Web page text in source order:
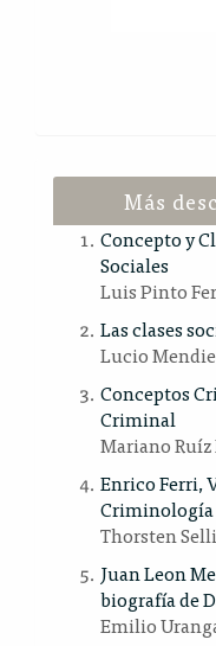
Más
Concepto y
Sociales
Luis Pinto
Las clases
Lucio
Conceptos
Criminal
Mariano Ruíz
Enrico Ferri,
Criminología
Thorsten
Juan Leon
biografía de
Emilio